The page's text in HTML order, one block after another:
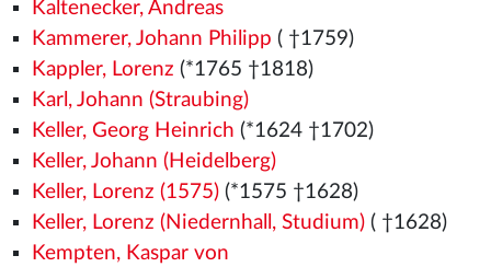
Kaltenecker, Andreas
Kammerer, Johann Philipp ( †1759)
Kappler, Lorenz (*1765 †1818)
Karl, Johann (Straubing)
Keller, Georg Heinrich (*1624 †1702)
Keller, Johann (Heidelberg)
Keller, Lorenz (1575)(*1575 †1628)
Keller, Lorenz (Niedernhall, Studium)( †1628)
Kempten, Kaspar von